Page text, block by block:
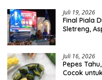
Juli 19, 2026
Final Piala
Sletreng,
Juli 16, 2026
Pepes
Cocok